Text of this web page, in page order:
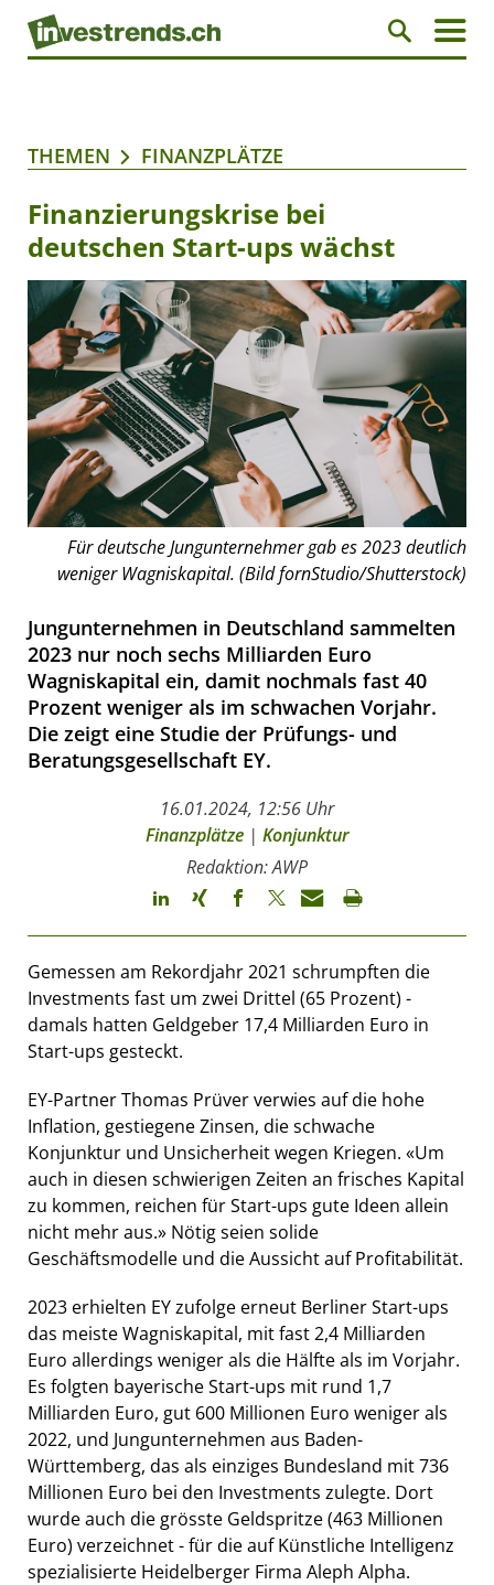
THEMEN FINANZPLÄTZE
Finanzierungskrise bei
deutschen Start-ups wächst
Für deutsche Jungunternehmer gab es 2023 deutlich
weniger Wagniskapital. (Bild fornStudio/Shutterstock)
Jungunternehmen in Deutschland sammelten
2023 nur noch sechs Milliarden Euro
Wagniskapital ein, damit nochmals fast 40
Prozent weniger als im schwachen Vorjahr.
Die zeigt eine Studie der Prüfungs- und
Beratungsgesellschaft EY.
16.01.2024, 12:56 Uhr
Finanzplätze| Konjunktur
Redaktion: AWP
Gemessen am Rekordjahr 2021 schrumpften die
Investments fast um zwei Drittel (65 Prozent) -
damals hatten Geldgeber 17,4 Milliarden Euro in
Start-ups gesteckt.
EY-Partner Thomas Prüver verwies auf die hohe
Inflation, gestiegene Zinsen, die schwache
Konjunktur und Unsicherheit wegen Kriegen. «Um
auch in diesen schwierigen Zeiten an frisches Kapital
zu kommen, reichen für Start-ups gute Ideen allein
nicht mehr aus.» Nötig seien solide
Geschäftsmodelle und die Aussicht auf Profitabilität.
2023 erhielten EY zufolge erneut Berliner Start-ups
das meiste Wagniskapital, mit fast 2,4 Milliarden
Euro allerdings weniger als die Hälfte als im Vorjahr.
Es folgten bayerische Start-ups mit rund 1,7
Milliarden Euro, gut 600 Millionen Euro weniger als
2022, und Jungunternehmen aus Baden-
Württemberg, das als einziges Bundesland mit 736
Millionen Euro bei den Investments zulegte. Dort
wurde auch die grösste Geldspritze (463 Millionen
Euro) verzeichnet - für die auf Künstliche Intelligenz
spezialisierte Heidelberger Firma Aleph Alpha.